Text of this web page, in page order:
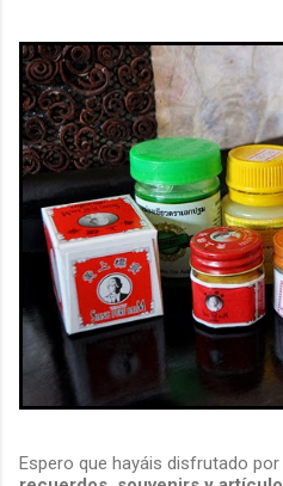
Espero que hayáis disfrutado